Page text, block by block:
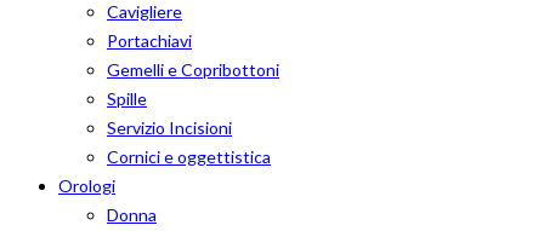
Cavigliere
Portachiavi
Gemelli e Copribottoni
Spille
Servizio Incisioni
Cornici e oggettistica
Orologi
Donna